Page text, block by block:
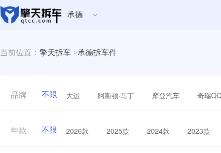
承德
当前位置： 擎天拆车 >承德拆车件
品牌 不限 大运 阿斯顿·马丁 摩登汽车 奇瑞
年款 不限 2026款 2025款 2024款 2023款